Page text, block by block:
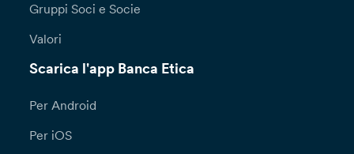
Gruppi Soci e Socie
Valori
Scarica l'app Banca Etica
Per Android
Per iOS